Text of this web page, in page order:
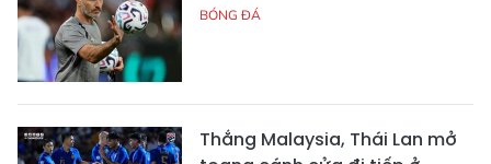
BÓNG ĐÁ
Thắng Malaysia, Thái Lan mở